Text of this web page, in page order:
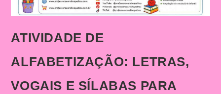
ATIVIDADE DE
ALFABETIZAÇÃO: LETRAS,
VOGAIS E SÍLABAS PARA